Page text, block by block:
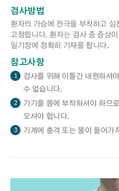
검사방법
환자의 가슴에 전극을 부착하고
고정합니다. 환자는 검사 중 증상
일기장에 정확히 기재를 합니다.
참고사항
1
검사를 위해 이틀간 내원하셔
수 없습니다.
2
기기를 몸에 부착하셔야 하므
오셔야 합니다.
3 기계에 충격 또는 물이 들어가